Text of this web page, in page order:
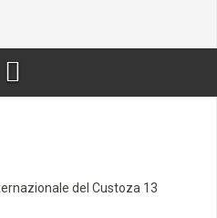
del Custoza 13